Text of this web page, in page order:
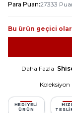
Para Puan:27333
Bu ürün geçici
Daha Fazla
Koleksiyon
HEDIYELI
ÜRÜN